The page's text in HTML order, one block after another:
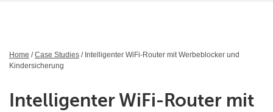
Home /Case Studies / Intelligenter WiFi-Router mit Werbeblocker und
Kindersicherung
Intelligenter WiFi-Router mit